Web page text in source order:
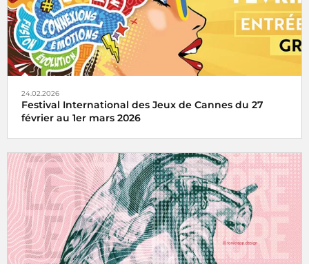
24.02.2026
Festival International des Jeux de Cannes du 27
février au 1er mars 2026
Radio France partenaire du Festival International des
Jeux de Cannes du 27 février au 1er mars 2026